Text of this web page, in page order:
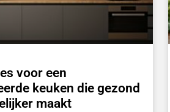
voor een
keuken die gezond
maakt